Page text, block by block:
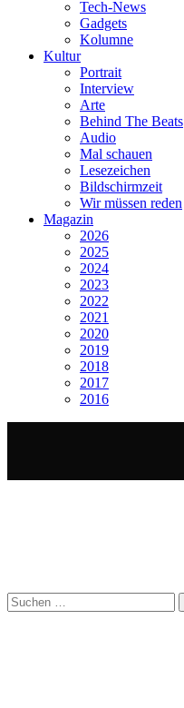
Tech-News
Gadgets
Kolumne
Kultur
Portrait
Interview
Arte
Behind The Beats
Audio
Mal schauen
Lesezeichen
Bildschirmzeit
Wir müssen reden
Magazin
2026
2025
2024
2023
2022
2021
2020
2019
2018
2017
2016
Suchen
nach: